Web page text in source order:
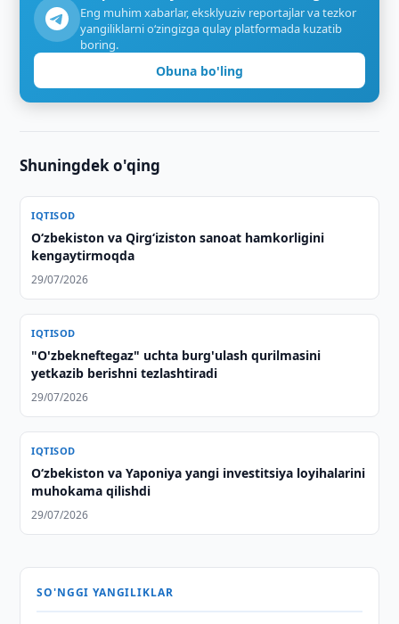
Eng muhim xabarlar, eksklyuziv reportajlar va tezkor
yangiliklarni o‘zingizga qulay platformada kuzatib
boring.
Obuna bo'ling
Shuningdek o'qing
IQTISOD
Oʻzbekiston va Qirgʻiziston sanoat hamkorligini
kengaytirmoqda
29/07/2026
IQTISOD
"O'zbekneftegaz" uchta burg'ulash qurilmasini
yetkazib berishni tezlashtiradi
29/07/2026
IQTISOD
Oʻzbekiston va Yaponiya yangi investitsiya loyihalarini
muhokama qilishdi
29/07/2026
SO'NGGI YANGILIKLAR